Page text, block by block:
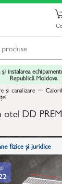
și instalarea
Republică Moldova
și canalizare
otel DD
fizice și juridice